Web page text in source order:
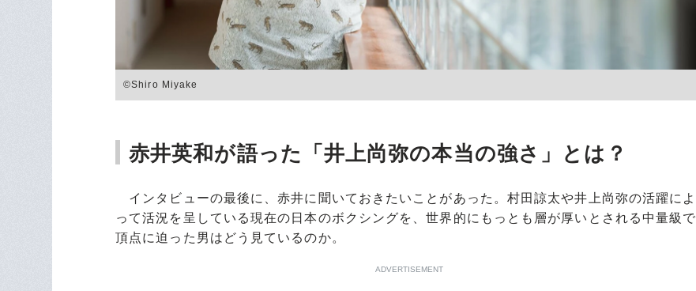
©Shiro Miyake
赤井英和が語った「井上尚弥の本当の強さ」とは？
インタビューの最後に、赤井に聞いておきたいことがあった。村田諒太や井上尚弥の活躍によ
って活況を呈している現在の日本のボクシングを、世界的にもっとも層が厚いとされる中量級で
頂点に迫った男はどう見ているのか。
ADVERTISEMENT